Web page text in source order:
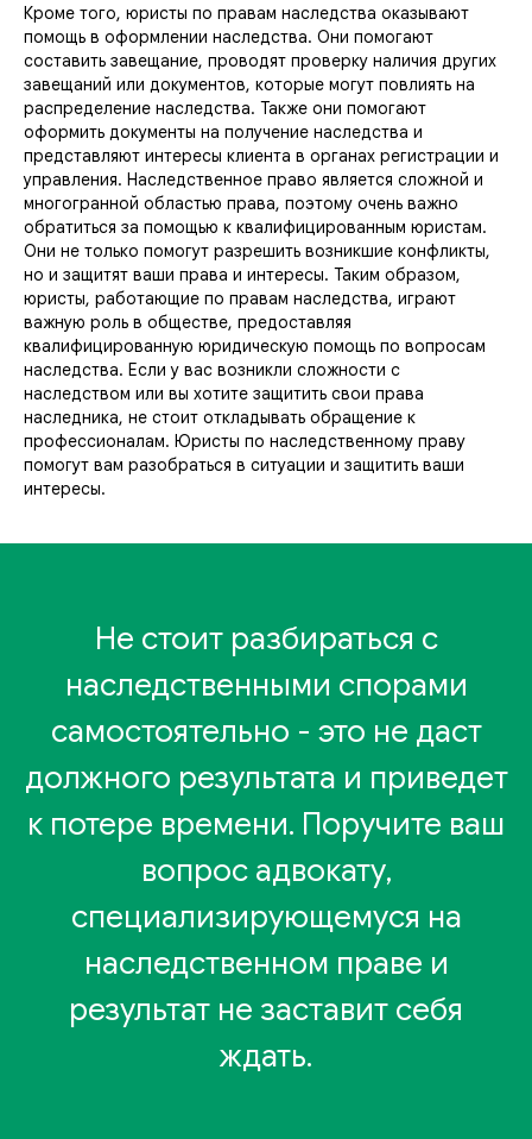
Кроме того, юристы по правам наследства оказывают
помощь в оформлении наследства. Они помогают
составить завещание, проводят проверку наличия других
завещаний или документов, которые могут повлиять на
распределение наследства. Также они помогают
оформить документы на получение наследства и
представляют интересы клиента в органах регистрации и
управления. Наследственное право является сложной и
многогранной областью права, поэтому очень важно
обратиться за помощью к квалифицированным юристам.
Они не только помогут разрешить возникшие конфликты,
но и защитят ваши права и интересы. Таким образом,
юристы, работающие по правам наследства, играют
важную роль в обществе, предоставляя
квалифицированную юридическую помощь по вопросам
наследства. Если у вас возникли сложности с
наследством или вы хотите защитить свои права
наследника, не стоит откладывать обращение к
профессионалам. Юристы по наследственному праву
помогут вам разобраться в ситуации и защитить ваши
интересы.
Не стоит разбираться с
наследственными спорами
самостоятельно - это не даст
должного результата и приведет
к потере времени. Поручите ваш
вопрос адвокату,
специализирующемуся на
наследственном праве и
результат не заставит себя
ждать.